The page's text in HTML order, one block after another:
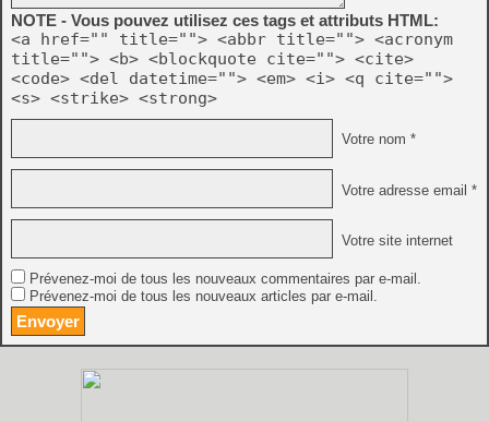
NOTE - Vous pouvez utilisez ces tags et attributs HTML:
<a href="" title=""> <abbr title=""> <acronym
title=""> <b> <blockquote cite=""> <cite>
<code> <del datetime=""> <em> <i> <q cite="">
<s> <strike> <strong>
Votre nom *
Votre adresse email *
Votre site internet
Prévenez-moi de tous les nouveaux commentaires par e-mail.
Prévenez-moi de tous les nouveaux articles par e-mail.